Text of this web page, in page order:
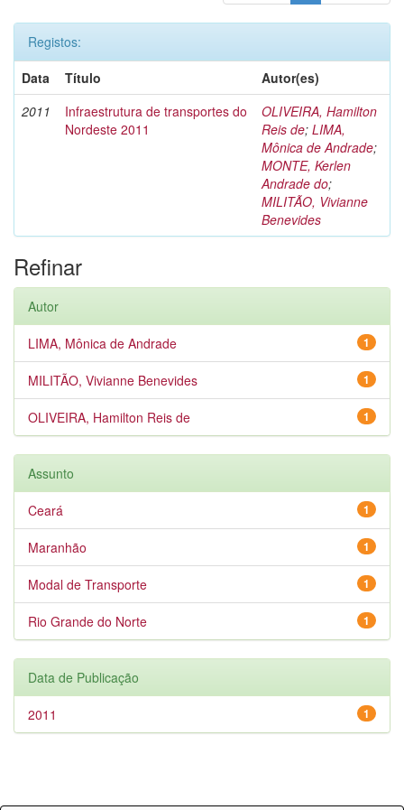
Registos:
Data
Título
Autor(es)
2011
Infraestrutura de transportes do
Nordeste 2011
OLIVEIRA, Hamilton
Reis de; LIMA,
Mônica de Andrade;
MONTE, Kerlen
Andrade do;
MILITÃO, Vivianne
Benevides
Refinar
Autor
1
LIMA, Mônica de Andrade
1
MILITÃO, Vivianne Benevides
1
OLIVEIRA, Hamilton Reis de
Assunto
1
Ceará
1
Maranhão
1
Modal de Transporte
1
Rio Grande do Norte
Data de Publicação
1
2011